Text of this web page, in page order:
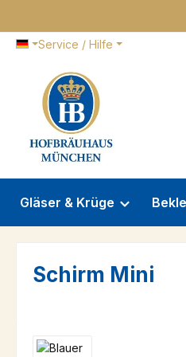
Service / Hilfe
Gläser & Krüge
Schirm Mini
Bildergalerie überspringen